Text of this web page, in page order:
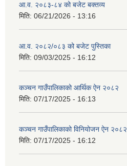
आ.व. २०८३-८४ को बजेट बक्तव्य
मिति: 06/21/2026 - 13:16
आ.व. २०८२/०८३ को बजेट पुस्तिका
मिति: 09/03/2025 - 16:12
कञ्‍चन गाउँपालिकाको आर्थिक ऐन २०८२
मिति: 07/17/2025 - 16:13
कञ्‍चन गाउँपालिकाको विनियोजन ऐन २०८२
मिति: 07/17/2025 - 16:12